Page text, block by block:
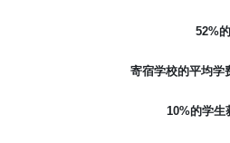
52%
寄宿学校的平均学
10%的学生